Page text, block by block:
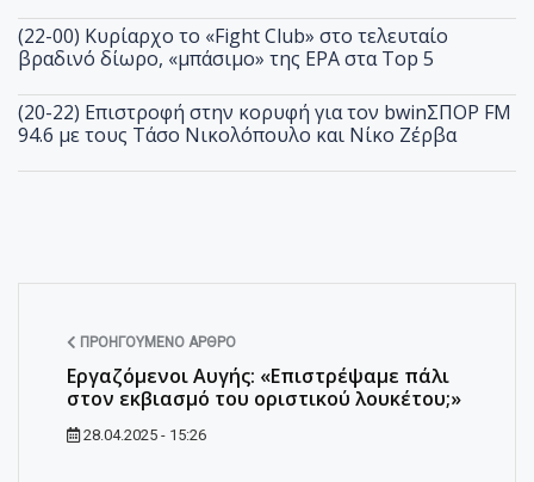
(22-00) Κυρίαρχο το «Fight Club» στο τελευταίο
βραδινό δίωρο, «μπάσιμο» της ΕΡΑ στα Top 5
(20-22) Επιστροφή στην κορυφή για τον bwinΣΠΟΡ FM
94.6 με τους Τάσο Νικολόπουλο και Νίκο Ζέρβα
ΠΡΟΗΓΟΎΜΕΝΟ ΆΡΘΡΟ
Εργαζόμενοι Αυγής: «Επιστρέψαμε πάλι
στον εκβιασμό του οριστικού λουκέτου;»
28.04.2025 - 15:26